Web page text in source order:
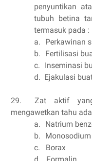
penyuntikan
tubuh betina
termasuk pada :
a.
Perkawinan
b.
Fertilisasi
c.
Inseminasi
d. Ejakulasi
29.
Zat aktif
mengawetkan tahu
a.
Natrium
b.
Monosodium
c.
Borax
d.
Formalin